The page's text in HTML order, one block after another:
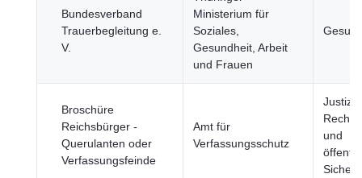
Bundesverband
Trauerbegleitung e.
V.
Ministerium für
Soziales,
Gesundheit, Arbeit
und Frauen
Broschüre
Reichsbürger -
Querulanten oder
Verfassungsfeinde
Amt für
Verfassungsschutz
Justiz,
und